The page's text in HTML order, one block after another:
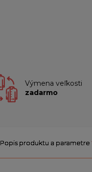
Výmena veľkosti
zadarmo
Popis produktu a parametre